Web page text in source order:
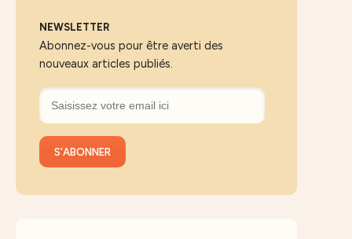
NEWSLETTER
Abonnez-vous pour être averti des
nouveaux articles publiés.